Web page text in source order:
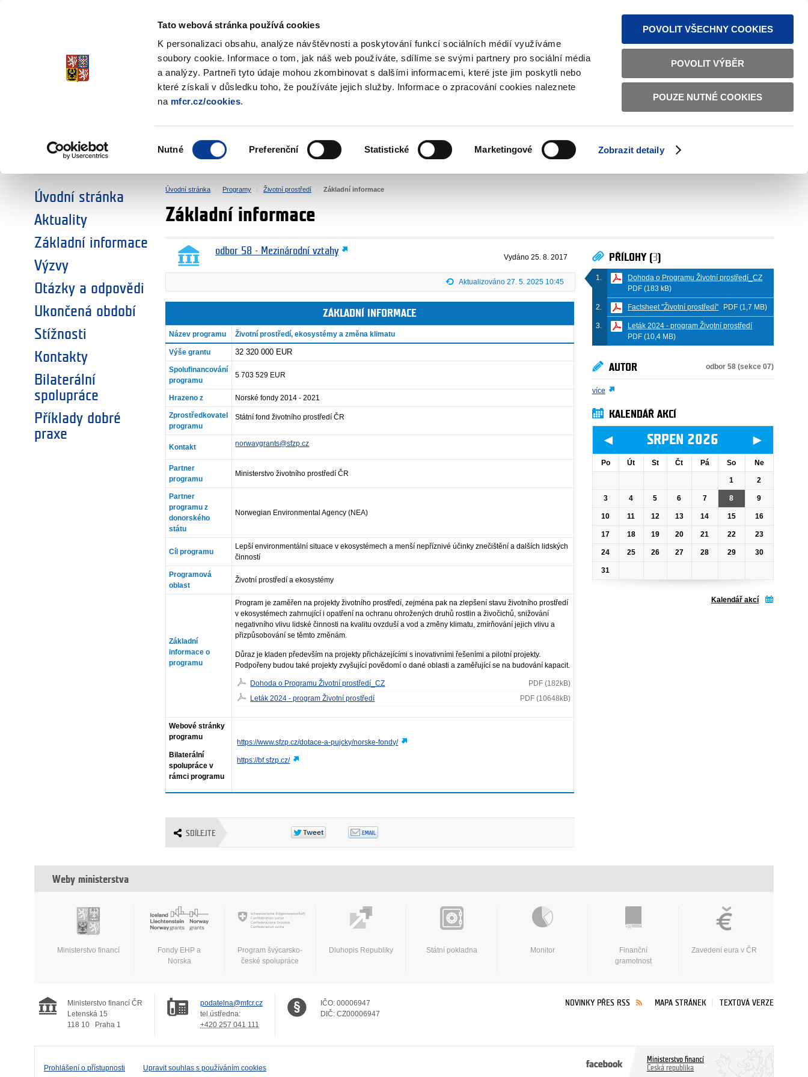
Tato webová stránka používá cookies
K personalizaci obsahu, analýze návštěvnosti a poskytování funkcí sociálních médií využíváme
soubory cookie. Informace o tom, jak náš web používáte, sdílíme se svými partnery pro sociální média
a analýzy. Partneři tyto údaje mohou zkombinovat s dalšími informacemi, které jste jim poskytli nebo
které získali v důsledku toho, že používáte jejich služby. Informace o zpracování cookies naleznete
na mfcr.cz/cookies.
souhlasu
Nutné Preferenční Statistické Marketingové Zobrazit detaily
POVOLIT VŠECHNY COOKIES
POVOLIT VÝBĚR
POUZE NUTNÉ COOKIES
TEXTOVÁ VERZE ČESKY ENGLISH
Fondy EHP a Norska
ZVOLTE SI OBLAST:
SOCIÁLNÍ DIALOG ŽIVOTNÍ PROSTŘEDÍ LIDSKÁ PRÁVA SPRAVEDLNOST VNITŘNÍ VĚCI BILATERÁLNÍ SPOLUPRÁCE
Úvodní stránka
Aktuality
Základní informace
Výzvy
Otázky a odpovědi
Ukončená období
Stížnosti
Kontakty
Bilaterální
spolupráce
Příklady dobré
praxe
Úvodní stránka Programy Životní prostředí Základní informace
Základní informace
odbor 58 - Mezinárodní vztahy
Vydáno 25. 8. 2017
Aktualizováno 27. 5. 2025 10:45
Název programu Životní prostředí, ekosystémy a změna klimatu
ZÁKLADNÍ INFORMACE
Výše grantu 32 320 000 EUR
Spolufinancování
programu
5 703 529 EUR
Hrazeno z Norské fondy 2014 - 2021
Zprostředkovatel
programu
Státní fond životního prostředí ČR
Kontakt norwaygrants@sfzp.cz
Partner
programu
Ministerstvo životního prostředí ČR
Partner
programu z
donorského
státu
Norwegian Environmental Agency (NEA)
Cíl programu
Lepší environmentální situace v ekosystémech a menší nepříznivé účinky znečištění a dalších lidských
činností
Programová
oblast
Životní prostředí a ekosystémy
Základní
informace o
programu
Program je zaměřen na projekty životního prostředí, zejména pak na zlepšení stavu životního prostředí
v ekosystémech zahrnující i opatření na ochranu ohrožených druhů rostlin a živočichů, snižování
negativního vlivu lidské činnosti na kvalitu ovzduší a vod a změny klimatu, zmírňování jejich vlivu a
přizpůsobování se těmto změnám.
Důraz je kladen především na projekty přicházejícími s inovativními řešeními a pilotní projekty.
Podpořeny budou také projekty zvyšující povědomí o dané oblasti a zaměřující se na budování kapacit.
Dohoda o Programu Životní prostředí_CZ
PDF (182kB)
Leták 2024 - program Životní prostředí
PDF (10648kB)
Webové stránky
programu
Bilaterální
spolupráce v
rámci programu
https://www.sfzp.cz/dotace-a-pujcky/norske-fondy/
https://bf.sfzp.cz/
SDÍLEJTE
PŘÍLOHY (3)
Dohoda o Programu Životní prostředí_CZ
PDF (183 kB)
Factsheet "Životní prostředí" PDF (1,7 MB)
Leták 2024 - program Životní prostředí
PDF (10,4 MB)
AUTOR odbor 58 (sekce 07)
více
KALENDÁŘ AKCÍ
◄ SRPEN 2026 ►
Po Út St Čt Pá So Ne
1 2
3 4 5 6 7 8 9
10 11 12 13 14 15 16
17 18 19 20 21 22 23
24 25 26 27 28 29 30
31
Kalendář akcí
Weby ministerstva
Ministerstvo financí
Fondy EHP a
Norska
Program švýcarsko-
české spolupráce
Dluhopis Republiky Státní pokladna Monitor
Finanční
gramotnost
Zavedení eura v ČR
Ministerstvo financí ČR
Letenská 15
118 10
Praha 1
podatelna@mfcr.cz
tel.ústředna:
+420 257 041 111
IČO: 00006947
DIČ: CZ00006947
NOVINKY PŘES RSS MAPA STRÁNEK TEXTOVÁ VERZE
Prohlášení o přístupnosti Upravit souhlas s používáním cookies
Ministerstvo financí
Česká republika